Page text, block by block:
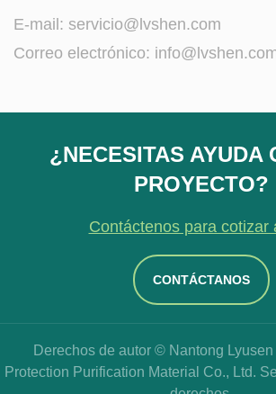
E-mail: servicio@lvshen.com
Correo electrónico:
¿NECESITAS AYUDA
PROYECTO?
Contáctenos para cotizar
CONTÁCTANOS
Derechos de autor © Nantong Lyusen
Protection Purification Material Co., Ltd.